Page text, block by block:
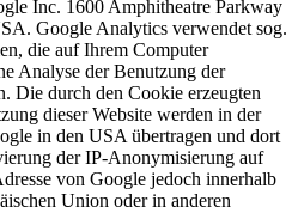
Inc. 1600 Amphitheatre Parkway
Google Analytics verwendet sog.
die auf Ihrem Computer
Analyse der Benutzung der
Die durch den Cookie erzeugten
dieser Website werden in der
in den USA übertragen und dort
der IP-Anonymisierung auf
von Google jedoch innerhalb
Union oder in anderen